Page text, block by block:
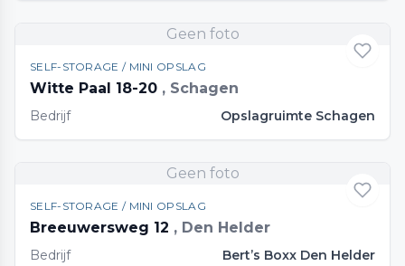
Geen foto
SELF-STORAGE / MINI OPSLAG
Witte Paal 18-20 , Schagen
Bedrijf Opslagruimte Schagen
Geen foto
SELF-STORAGE / MINI OPSLAG
Breeuwersweg 12 , Den Helder
Bedrijf Bert’s Boxx Den Helder